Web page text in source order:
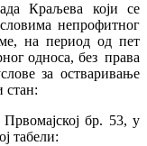
Краљева који се
непрофитног
на период од пет
односа, без права
за остваривање
стан:
бр. 53, у
табели: